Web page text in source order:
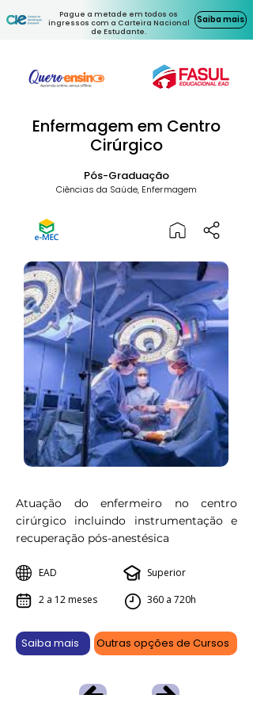
Pague a metade em todos os
ingressos com a Carteira Nacional
de Estudante.
Saiba mais
Enfermagem em Centro
Cirúrgico
Pós-Graduação
Ciências da Saúde, Enfermagem
Atuação do enfermeiro no centro
cirúrgico incluindo instrumentação e
recuperação pós-anestésica
EAD
2 a 12 meses
Superior
360 a 720h
Saiba mais Outras opções de Cursos